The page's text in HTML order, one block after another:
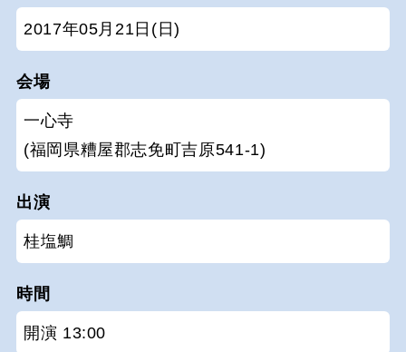
2017年05月21日(日)
会場
一心寺
(福岡県糟屋郡志免町吉原541-1)
出演
桂塩鯛
時間
開演 13:00